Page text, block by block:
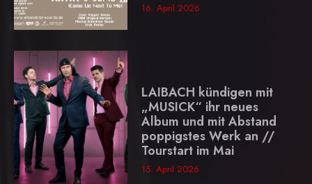
16. April 2026
LAIBACH kündigen mit
„MUSICK“ ihr neues
Album und mit Abstand
poppigstes Werk an //
Tourstart im Mai
15. April 2026